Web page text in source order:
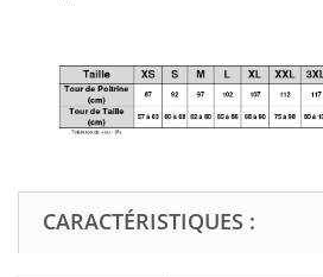
CARACTÉRISTIQUES :